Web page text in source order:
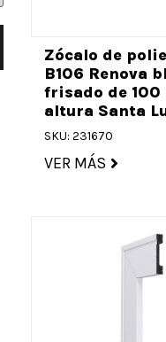
Zócalo de
B106 Renova
frisado de 100
altura Santa
SKU: 231670
VER MÁS